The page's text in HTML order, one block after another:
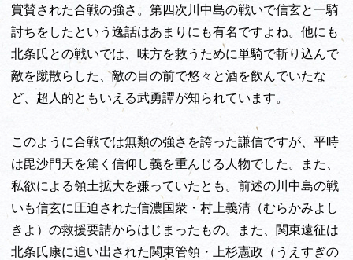
賞賛された合戦の強さ。第四次川中島の戦いで信玄と一騎
討ちをしたという逸話はあまりにも有名ですよね。他にも
北条氏との戦いでは、味方を救うために単騎で斬り込んで
敵を蹴散らした、敵の目の前で悠々と酒を飲んでいたな
ど、超人的ともいえる武勇譚が知られています。
このように合戦では無類の強さを誇った謙信ですが、平時
は毘沙門天を篤く信仰し義を重んじる人物でした。また、
私欲による領土拡大を嫌っていたとも。前述の川中島の戦
いも信玄に圧迫された信濃国衆・村上義清（むらかみよし
きよ）の救援要請からはじまったもの。また、関東遠征は
北条氏康に追い出された関東管領・上杉憲政（うえすぎの